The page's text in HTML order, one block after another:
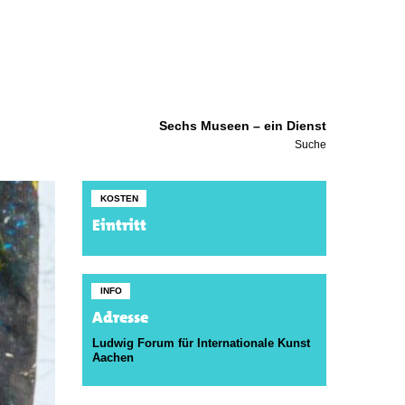
Sechs Museen – ein Dienst
Suche
KOSTEN
Eintritt
INFO
Adresse
Ludwig Forum für Internationale Kunst
Aachen